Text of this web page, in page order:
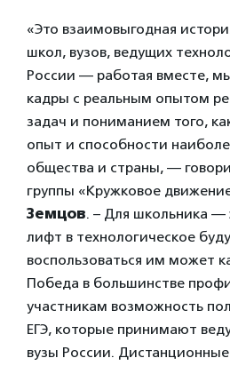
«Это взаимовыгодная
школ, вузов, ведущих
России — работая вместе,
кадры с реальным опытом
задач и пониманием того,
опыт и способности
общества и страны, —
группы «Кружковое
Земцов. – Для школьника —
лифт в технологическое
воспользоваться им может
Победа в большинстве
участникам возможность
ЕГЭ, которые принимают
вузы России.